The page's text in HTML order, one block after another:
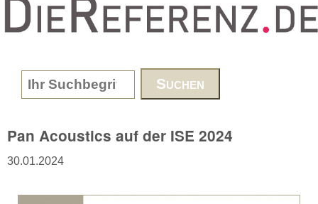
www.DieReferenz.de
Search form
Pan Acoustics auf der ISE 2024
30.01.2024